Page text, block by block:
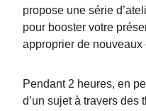
propose une série
pour booster votre
approprier de nouveaux
Pendant 2 heures, en
d’un sujet à travers des